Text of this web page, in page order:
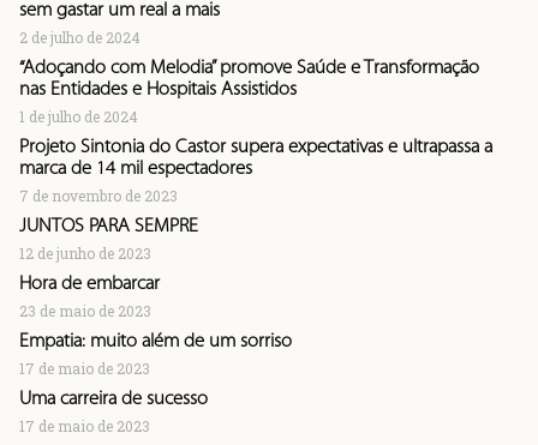
sem gastar um real a mais
2 de julho de 2024
“Adoçando com Melodia” promove Saúde e Transformação
nas Entidades e Hospitais Assistidos
1 de julho de 2024
Projeto Sintonia do Castor supera expectativas e ultrapassa a
marca de 14 mil espectadores
7 de novembro de 2023
JUNTOS PARA SEMPRE
12 de junho de 2023
Hora de embarcar
23 de maio de 2023
Empatia: muito além de um sorriso
17 de maio de 2023
Uma carreira de sucesso
17 de maio de 2023